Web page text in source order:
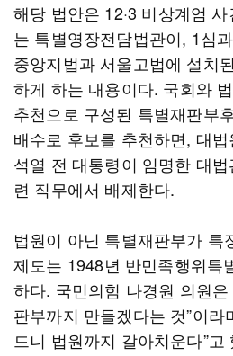
해당 법안은 12·3 비상계엄
는 특별영장전담법관이, 1심
중앙지법과 서울고법에 설치
하게 하는 내용이다. 국회와
추천으로 구성된 특별재판부
배수로 후보를 추천하면, 대
석열 전 대통령이 임명한 대
련 직무에서 배제한다.
법원이 아닌 특별재판부가 특
제도는 1948년 반민족행위특
하다. 국민의힘 나경원 의원은
판부까지 만들겠다는 것”이라
드니 법원까지 갈아치운다”고